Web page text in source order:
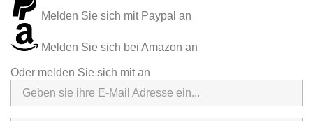
Melden Sie sich mit Paypal an
Melden Sie sich bei Amazon an
Oder melden Sie sich mit an